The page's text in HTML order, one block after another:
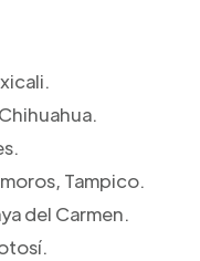
Tampico.
del Carmen.